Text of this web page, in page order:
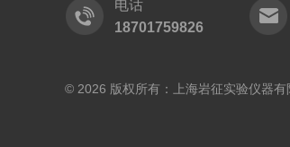
电话
18701759826
© 2026 版权所有：上海岩征实验仪器